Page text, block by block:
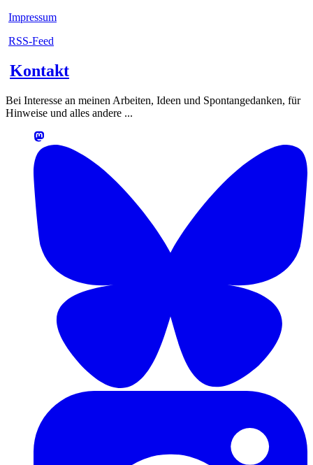
Impressum
RSS-Feed
Kontakt
Bei Interesse an meinen Arbeiten, Ideen und Spontangedanken, für
Hinweise und alles andere ...